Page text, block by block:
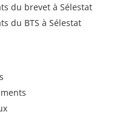
du brevet à Sélestat
du BTS à Sélestat